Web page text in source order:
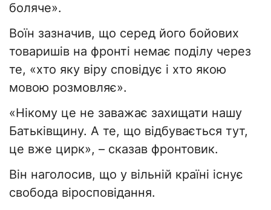
боляче».
Воїн зазначив, що серед його бойових
товаришів на фронті немає поділу через
те, «хто яку віру сповідує і хто якою
мовою розмовляє».
«Нікому це не заважає захищати нашу
Батьківщину. А те, що відбувається тут,
це вже цирк», – сказав фронтовик.
Він наголосив, що у вільній країні існує
свобода віросповідання.